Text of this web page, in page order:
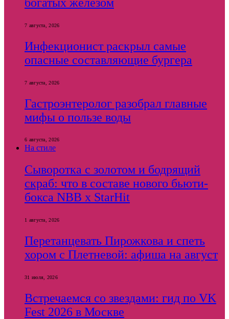
7 августа, 2026
Инфекционист раскрыл самые
опасные составляющие бургера
7 августа, 2026
Гастроэнтеролог разобрал главные
мифы о пользе воды
6 августа, 2026
На стиле
Сыворотка с золотом и бодрящий
скраб: что в составе нового бьюти-
бокса NBB x StarHit
1 августа, 2026
Перетанцевать Пирожкова и спеть
хором с Плетневой: афиша на август
31 июля, 2026
Встречаемся со звездами: гид по VK
Fest 2026 в Москве